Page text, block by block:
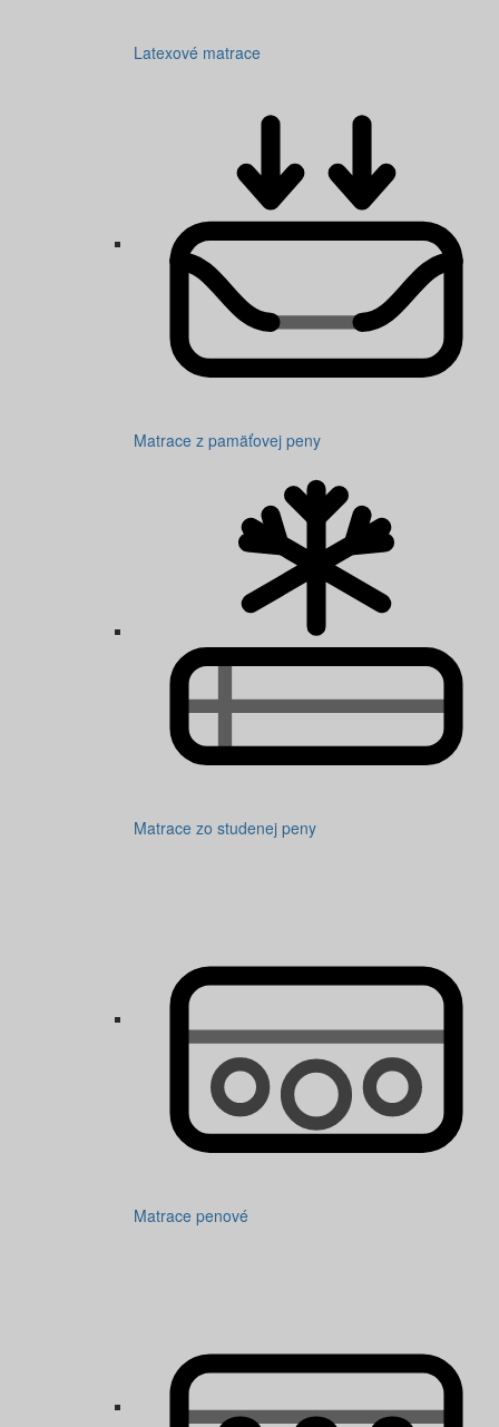
Latexové matrace
Matrace z pamäťovej peny
Matrace zo studenej peny
Matrace penové